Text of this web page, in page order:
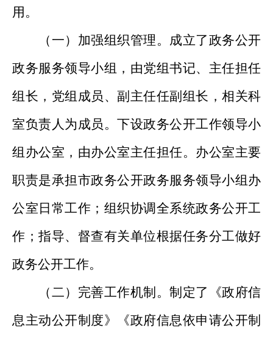
用。
（一）加强组织管理。成立了政务公开
政务服务领导小组，由党组书记、主任担任
组长，党组成员、副主任任副组长，相关科
室负责人为成员。下设政务公开工作领导小
组办公室，由办公室主任担任。办公室主要
职责是承担市政务公开政务服务领导小组办
公室日常工作；组织协调全系统政务公开工
作；指导、督查有关单位根据任务分工做好
政务公开工作。
（二）完善工作机制。制定了《政府信
息主动公开制度》《政府信息依申请公开制